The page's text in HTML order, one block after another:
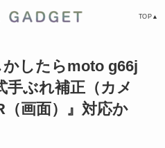
TOP▲
かしたらmoto g66j
手ぶれ補正（カメ
（画面）』対応か